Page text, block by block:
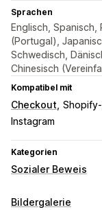
Sprachen
Englisch,
(Portugal),
Schwedisch,
Chinesisch
Kompatibel mit
Checkout
Instagram
Kategorien
Sozialer Beweis
Inhaltsarten
Bildergalerie